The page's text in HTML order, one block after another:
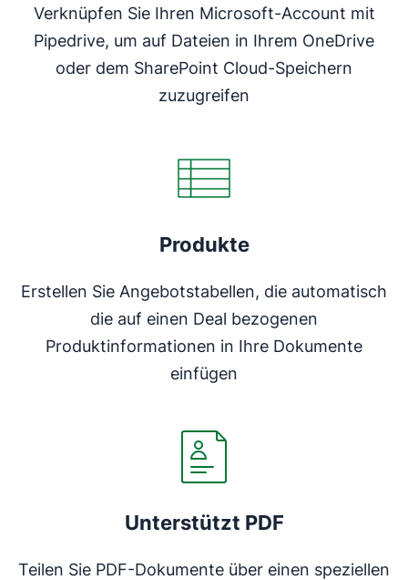
Verknüpfen Sie Ihren Microsoft-Account mit
Pipedrive, um auf Dateien in Ihrem OneDrive
oder dem SharePoint Cloud-Speichern
zuzugreifen
Produkte
Erstellen Sie Angebotstabellen, die automatisch
die auf einen Deal bezogenen
Produktinformationen in Ihre Dokumente
einfügen
Unterstützt PDF
Teilen Sie PDF-Dokumente über einen speziellen